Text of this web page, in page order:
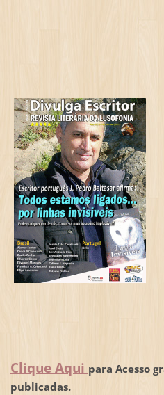
Clique Aqui para Acesso
publicadas.